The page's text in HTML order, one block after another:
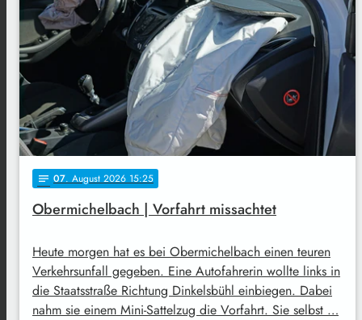
notes 07. August 2026 15:25
Obermichelbach | Vorfahrt missachtet
Heute morgen hat es bei Obermichelbach einen teuren
Verkehrsunfall gegeben. Eine Autofahrerin wollte links in
die Staatsstraße Richtung Dinkelsbühl einbiegen. Dabei
nahm sie einem Mini-Sattelzug die Vorfahrt. Sie selbst …